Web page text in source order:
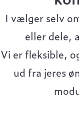
I vælger selv
eller dele,
Vi er fleksible,
ud fra jeres